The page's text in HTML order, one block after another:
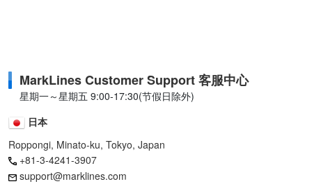
MarkLines Customer Support 客服中心
星期一～星期五 9:00-17:30(节假日除外)
日本
Roppongi, Minato-ku, Tokyo, Japan
+81-3-4241-3907
support@marklines.com